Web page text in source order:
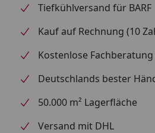
Tiefkühlversand für BARF
Kauf auf Rechnung (10
Kostenlose Fachberatung
Deutschlands bester
50.000 m² Lagerfläche
Versand mit DHL